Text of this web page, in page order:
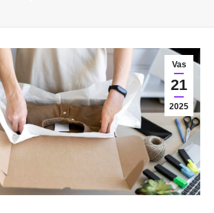
Vas
21
2025